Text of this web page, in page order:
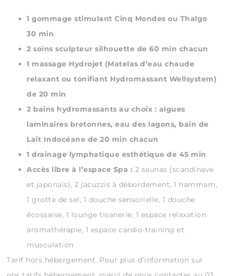
1 gommage stimulant Cinq Mondes ou Thalgo
30 min
2 soins sculpteur silhouette de 60 min chacun
1 massage Hydrojet (Matelas d’eau chaude
relaxant ou tonifiant Hydromassant Wellsystem)
de 20 min
2 bains hydromassants au choix : algues
laminaires bretonnes, eau des lagons, bain de
Lait Indocéane de 20 min chacun
1 drainage lymphatique esthétique de 45 min
Accès libre à l’espace Spa : 2 saunas (scandinave
et japonais), 2 jacuzzis à débordement, 1 hammam,
1 grotte de sel, 1 douche sensorielle, 1 douche
écossaise, 1 lounge tisanerie, 1 espace relaxation
aromathérapie, 1 espace cardio-training et
musculation
Tarif hors hébergement. Pour plus d’information sur